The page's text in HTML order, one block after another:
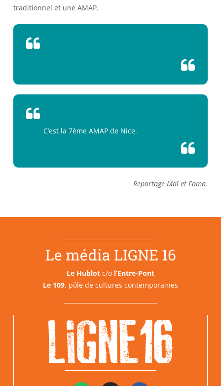
traditionnel et une AMAP.
C’est la 7ème AMAP de Nice.
Reportage Maï et Fama.
Le média LIGNE 16
Le Hublot c/o l’Entre-Pont
Le 109, pôle de cultures contemporaines